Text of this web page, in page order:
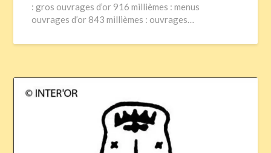
: gros ouvrages d’or 916 millièmes : menus
ouvrages d’or 843 millièmes : ouvrages…